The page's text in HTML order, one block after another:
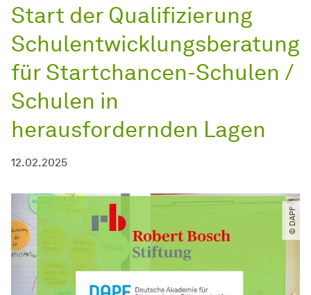
Start der Qualifizierung
Schulentwicklungsberatung
für Startchancen-Schulen /
Schulen in
herausfordernden Lagen
12.02.2025
© DAPF